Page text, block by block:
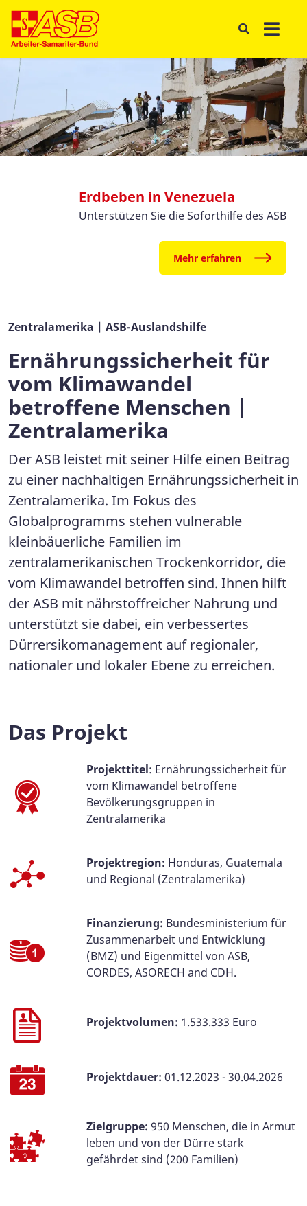
Erdbeben in Venezuela
Unterstützen Sie die Soforthilfe des ASB
Mehr erfahren
Zentralamerika | ASB-Auslandshilfe
Ernährungssicherheit für
vom Klimawandel
betroffene Menschen |
Zentralamerika
Der ASB leistet mit seiner Hilfe einen Beitrag
zu einer nachhaltigen Ernährungssicherheit in
Zentralamerika. Im Fokus des
Globalprogramms stehen vulnerable
kleinbäuerliche Familien im
zentralamerikanischen Trockenkorridor, die
vom Klimawandel betroffen sind. Ihnen hilft
der ASB mit nährstoffreicher Nahrung und
unterstützt sie dabei, ein verbessertes
Dürrersikomanagement auf regionaler,
nationaler und lokaler Ebene zu erreichen.
Das Projekt
Projekttitel: Ernährungssicherheit für
vom Klimawandel betroffene
Bevölkerungsgruppen in
Zentralamerika
Projektregion: Honduras, Guatemala
und Regional (Zentralamerika)
Finanzierung: Bundesministerium für
Zusammenarbeit und Entwicklung
(BMZ) und Eigenmittel von ASB,
CORDES, ASORECH and CDH.
Projektvolumen: 1.533.333 Euro
Projektdauer: 01.12.2023 - 30.04.2026
Zielgruppe: 950 Menschen, die in Armut
leben und von der Dürre stark
gefährdet sind (200 Familien)